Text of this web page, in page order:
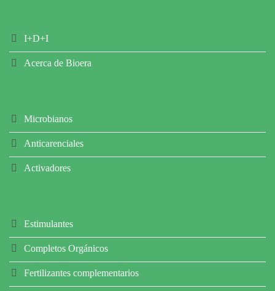
I+D+I
Acerca de Bioera
Microbianos
Anticarenciales
Activadores
Estimulantes
Completos Orgánicos
Fertilizantes complementarios